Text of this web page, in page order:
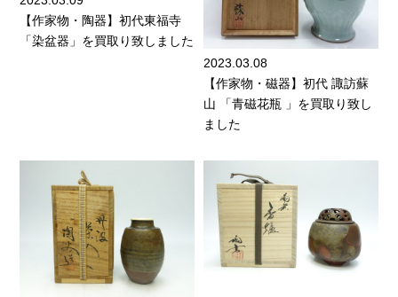
【作家物・陶器】初代東福寺
「染盆器」を買取り致しました
2023.03.08
【作家物・磁器】初代 諏訪蘇
山 「青磁花瓶 」を買取り致し
ました